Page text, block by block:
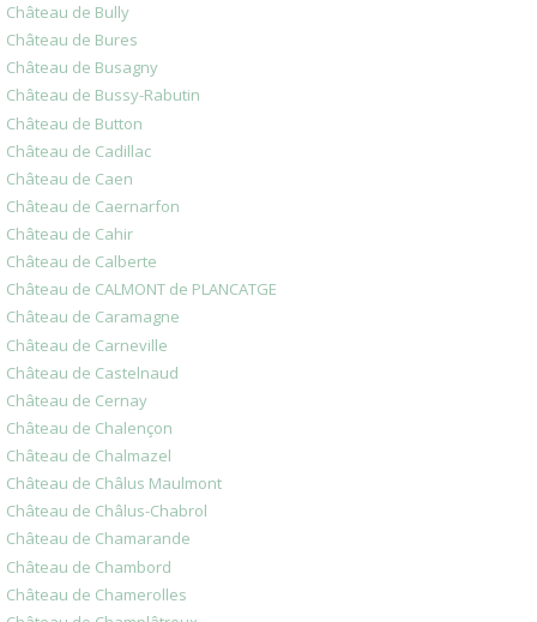
Château de Bully
Château de Bures
Château de Busagny
Château de Bussy-Rabutin
Château de Button
Château de Cadillac
Château de Caen
Château de Caernarfon
Château de Cahir
Château de Calberte
Château de CALMONT de PLANCATGE
Château de Caramagne
Château de Carneville
Château de Castelnaud
Château de Cernay
Château de Chalençon
Château de Chalmazel
Château de Châlus Maulmont
Château de Châlus-Chabrol
Château de Chamarande
Château de Chambord
Château de Chamerolles